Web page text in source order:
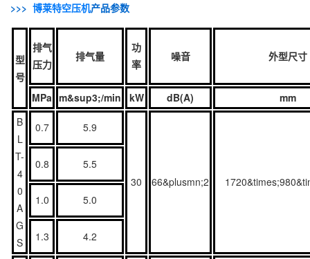
>>> 博莱特空压机产品参数
型
号
排气
压力
排气量
功
率
噪音 外型尺寸
MPa m&sup3;/min kW dB(A)
mm
B
L
T-
4
0
A
G
S
0.7 5.9
30 66&plusmn;2
0.8 5.5
1.0 5.0
1.3 4.2